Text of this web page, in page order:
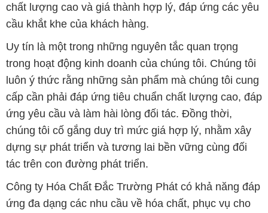
chất lượng cao và giá thành hợp lý, đáp ứng các yêu
cầu khắt khe của khách hàng.
Uy tín là một trong những nguyên tắc quan trọng
trong hoạt động kinh doanh của chúng tôi. Chúng tôi
luôn ý thức rằng những sản phẩm mà chúng tôi cung
cấp cần phải đáp ứng tiêu chuẩn chất lượng cao, đáp
ứng yêu cầu và làm hài lòng đối tác. Đồng thời,
chúng tôi cố gắng duy trì mức giá hợp lý, nhằm xây
dựng sự phát triển và tương lai bền vững cùng đối
tác trên con đường phát triển.
Công ty Hóa Chất Đắc Trường Phát có khả năng đáp
ứng đa dạng các nhu cầu về hóa chất, phục vụ cho